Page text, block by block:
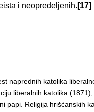
i neopredeljenih.[17]
naprednih katolika
liberalnih katolika
papi. Religija hrišćanskih